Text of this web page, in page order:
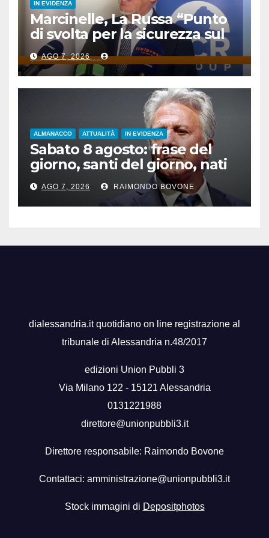
IN EVIDENZA
Marcinelle, La Russa “Punto
di svolta per la sicurezza sul
lavoro”
AGO 7, 2026
ALMANACCO ATTUALITÀ IN EVIDENZA
Sabato 8 agosto: frase del
giorno, santi del giorno, nati
famosi, accadde oggi
AGO 7, 2026 RAIMONDO BOVONE
dialessandria.it quotidiano on line registrazione al
tribunale di Alessandria n.48/2017
edizioni Union Pubbli 3
Via Milano 122 - 15121 Alessandria
0131221988
direttore@unionpubbli3.it
Direttore responsabile: Raimondo Bovone
Contattaci: amministrazione@unionpubbli3.it
Stock immagini di Depositphotos